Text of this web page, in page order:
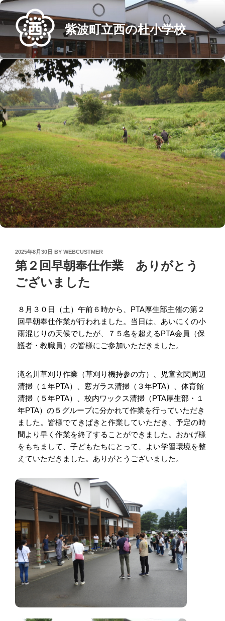
Skip
content
紫波町立西の杜小学校
POSTED
ON
2025年8月30日 BY WEBCUSTMER
第２回早朝奉仕作業 ありがとう
ございました
８月３０日（土）午前６時から、PTA厚生部主催の第２
回早朝奉仕作業が行われました。当日は、あいにくの小
雨混じりの天候でしたが、７５名を超えるPTA会員（保
護者・教職員）の皆様にご参加いただきました。
滝名川草刈り作業（草刈り機持参の方）、児童玄関周辺
清掃（１年PTA）、窓ガラス清掃（３年PTA）、体育館
清掃（５年PTA）、校内ワックス清掃（PTA厚生部・１
年PTA）の５グループに分かれて作業を行っていただき
ました。皆様でてきぱきと作業していただき、予定の時
間より早く作業を終了することができました。おかげ様
をもちまして、子どもたちにとって、よい学習環境を整
えていただきました。ありがとうございました。